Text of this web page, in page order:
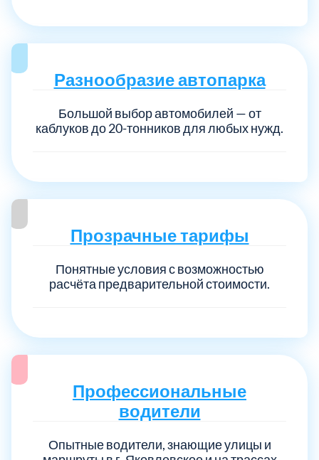
Разнообразие автопарка
Большой выбор автомобилей — от
каблуков до 20-тонников для любых нужд.
Прозрачные тарифы
Понятные условия с возможностью
расчёта предварительной стоимости.
Профессиональные
водители
Опытные водители, знающие улицы и